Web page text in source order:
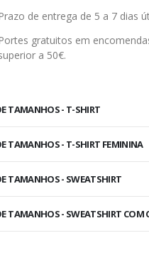
de entrega de 5 a 7 dias
gratuitos em
a 50€.
TAMANHOS - T-SHIRT
TAMANHOS - T-SHIRT FEMININA
TAMANHOS - SWEATSHIRT
TAMANHOS - SWEATSHIRT COM